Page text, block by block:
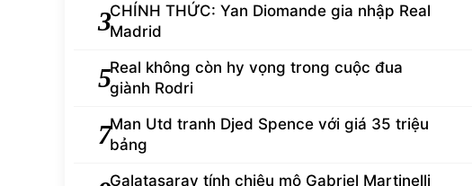
3CHÍNH THỨC: Yan Diomande gia nhập Real
Madrid
5Real không còn hy vọng trong cuộc đua
giành Rodri
7Man Utd tranh Djed Spence với giá 35 triệu
bảng
Galatasaray tính chiêu mộ Gabriel Martinelli